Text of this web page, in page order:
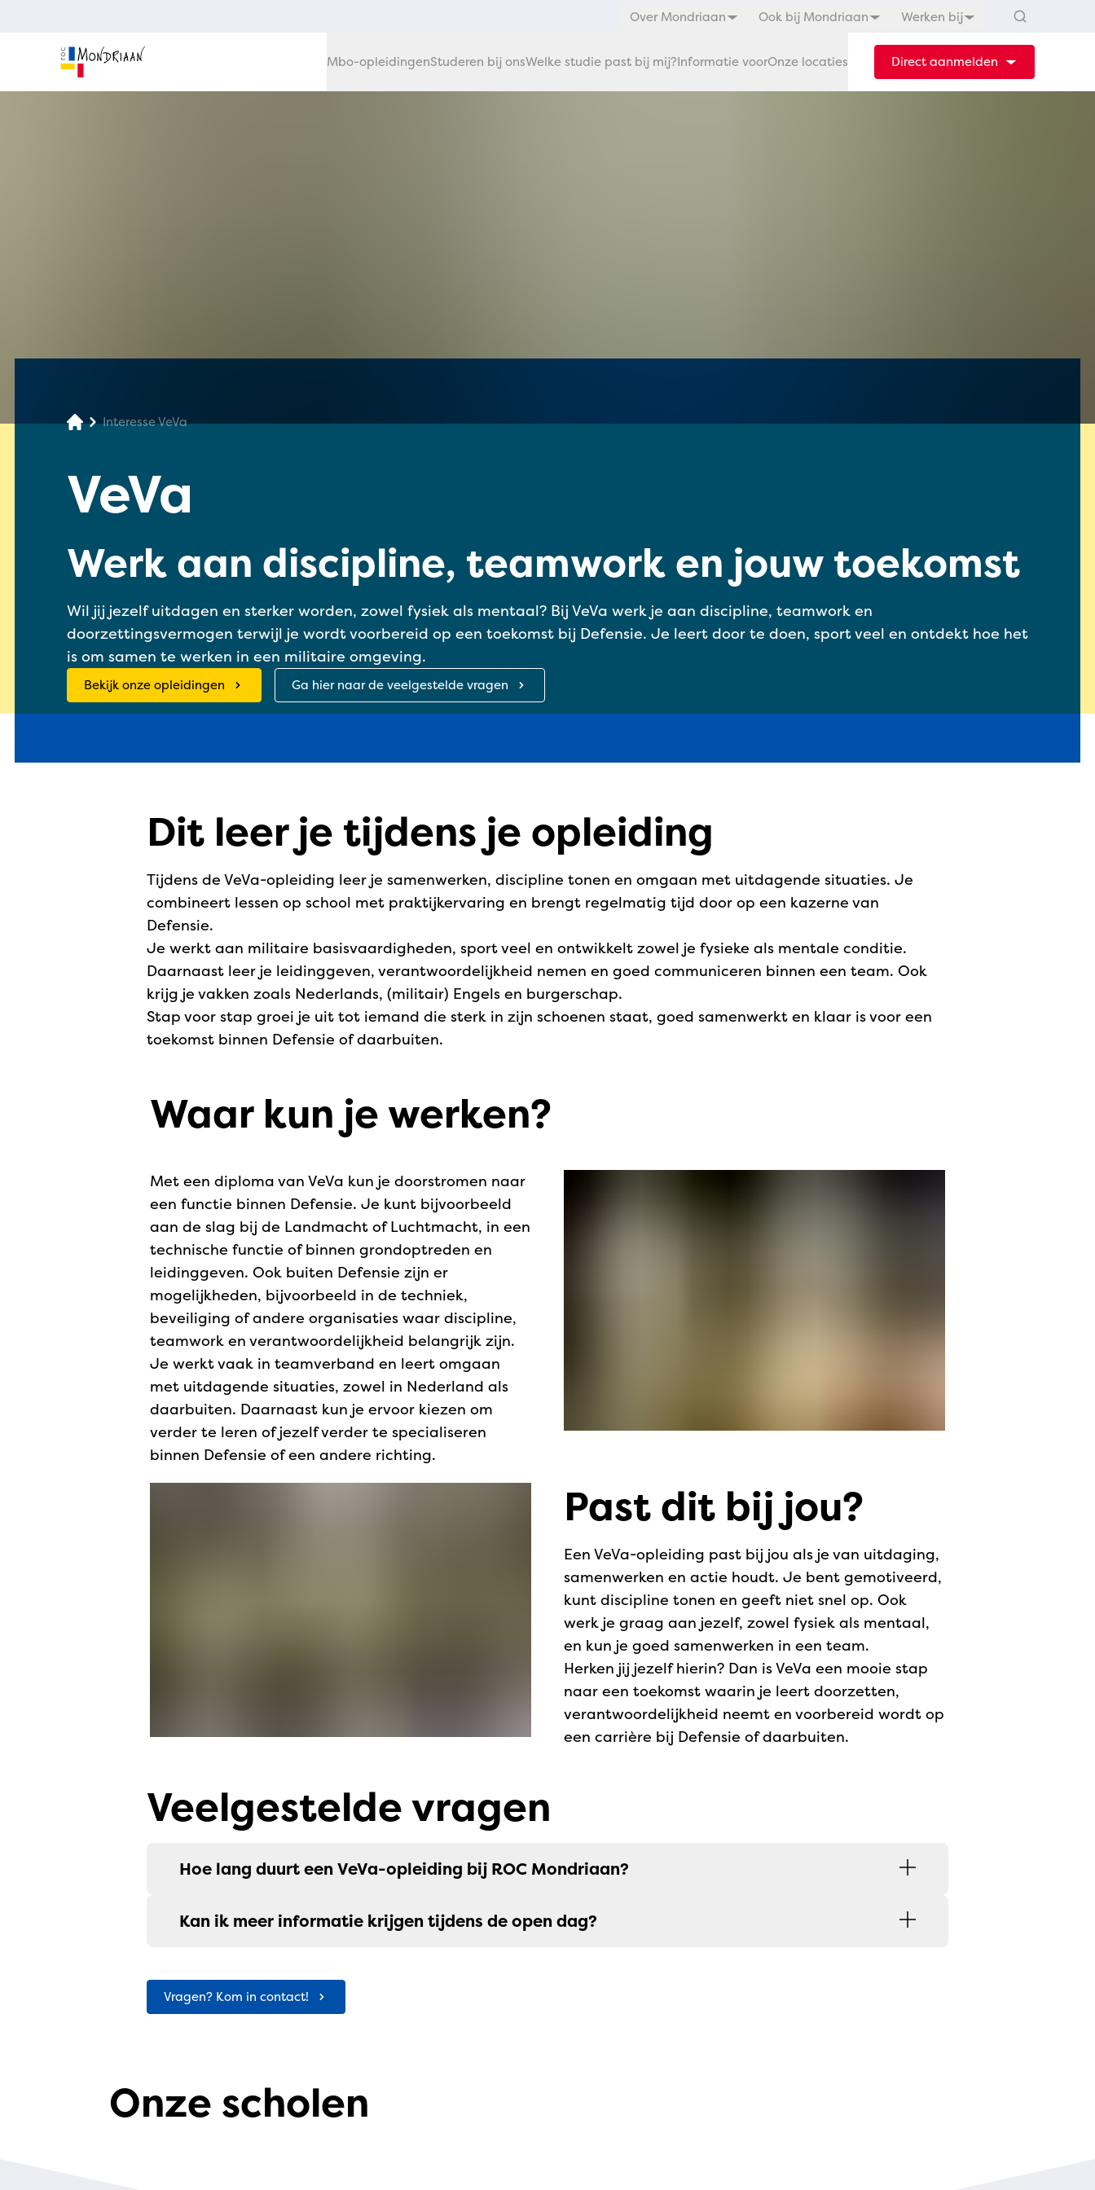
Over Mondriaan Ook bij Mondriaan Werken bij
Mbo-opleidingenStuderen bij onsWelke studie past bij mij?Informatie voorOnze locaties Direct aanmelden
Interesse VeVa
VeVa
Werk aan discipline, teamwork en jouw toekomst
Wil jij jezelf uitdagen en sterker worden, zowel fysiek als mentaal? Bij VeVa werk je aan discipline, teamwork en
doorzettingsvermogen terwijl je wordt voorbereid op een toekomst bij Defensie. Je leert door te doen, sport veel en ontdekt hoe het
is om samen te werken in een militaire omgeving.
Bekijk onze opleidingen Ga hier naar de veelgestelde vragen
Dit leer je tijdens je opleiding
Tijdens de VeVa-opleiding leer je samenwerken, discipline tonen en omgaan met uitdagende situaties. Je
combineert lessen op school met praktijkervaring en brengt regelmatig tijd door op een kazerne van
Defensie.
Je werkt aan militaire basisvaardigheden, sport veel en ontwikkelt zowel je fysieke als mentale conditie.
Daarnaast leer je leidinggeven, verantwoordelijkheid nemen en goed communiceren binnen een team. Ook
krijg je vakken zoals Nederlands, (militair) Engels en burgerschap.
Stap voor stap groei je uit tot iemand die sterk in zijn schoenen staat, goed samenwerkt en klaar is voor een
toekomst binnen Defensie of daarbuiten.
Waar kun je werken?
Met een diploma van VeVa kun je doorstromen naar
een functie binnen Defensie. Je kunt bijvoorbeeld
aan de slag bij de Landmacht of Luchtmacht, in een
technische functie of binnen grondoptreden en
leidinggeven. Ook buiten Defensie zijn er
mogelijkheden, bijvoorbeeld in de techniek,
beveiliging of andere organisaties waar discipline,
teamwork en verantwoordelijkheid belangrijk zijn.
Je werkt vaak in teamverband en leert omgaan
met uitdagende situaties, zowel in Nederland als
daarbuiten. Daarnaast kun je ervoor kiezen om
verder te leren of jezelf verder te specialiseren
binnen Defensie of een andere richting.
Past dit bij jou?
Een VeVa-opleiding past bij jou als je van uitdaging,
samenwerken en actie houdt. Je bent gemotiveerd,
kunt discipline tonen en geeft niet snel op. Ook
werk je graag aan jezelf, zowel fysiek als mentaal,
en kun je goed samenwerken in een team.
Herken jij jezelf hierin? Dan is VeVa een mooie stap
naar een toekomst waarin je leert doorzetten,
verantwoordelijkheid neemt en voorbereid wordt op
een carrière bij Defensie of daarbuiten.
Veelgestelde vragen
Hoe lang duurt een VeVa-opleiding bij ROC Mondriaan?
Kan ik meer informatie krijgen tijdens de open dag?
Vragen? Kom in contact!
Onze scholen